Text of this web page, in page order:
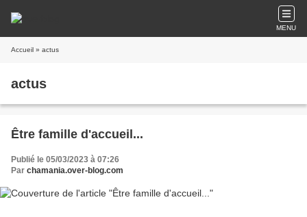
MENU
Accueil » actus
actus
Être famille d'accueil...
Publié le 05/03/2023 à 07:26
Par chamania.over-blog.com